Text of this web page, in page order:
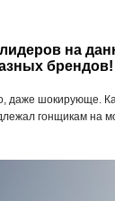
лидеров на
брендов!
даже шокирующе.
гонщикам на